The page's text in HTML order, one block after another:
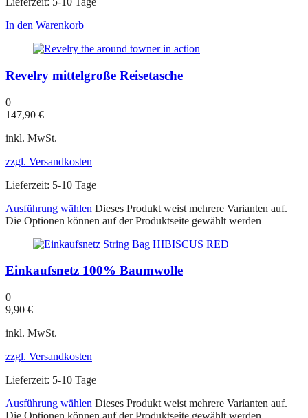
In den Warenkorb
Revelry mittelgroße Reisetasche
0
147,90 €
inkl. MwSt.
zzgl. Versandkosten
Lieferzeit: 5-10 Tage
Ausführung wählen Dieses Produkt weist mehrere Varianten auf.
Die Optionen können auf der Produktseite gewählt werden
Einkaufsnetz 100% Baumwolle
0
9,90 €
inkl. MwSt.
zzgl. Versandkosten
Lieferzeit: 5-10 Tage
Ausführung wählen Dieses Produkt weist mehrere Varianten auf.
Die Optionen können auf der Produktseite gewählt werden